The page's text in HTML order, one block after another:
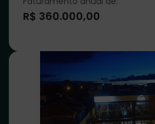
R$ 360.000,00